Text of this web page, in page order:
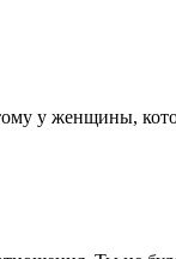
у женщины,